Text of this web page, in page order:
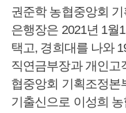
권준학 농협중앙회
은행장은 2021년 1월
택고, 경희대를 나와
직연금부장과 개인고
협중앙회 기획조정본
기출신으로 이성희